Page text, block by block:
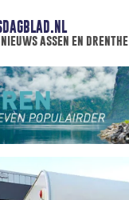
assen en drenthe